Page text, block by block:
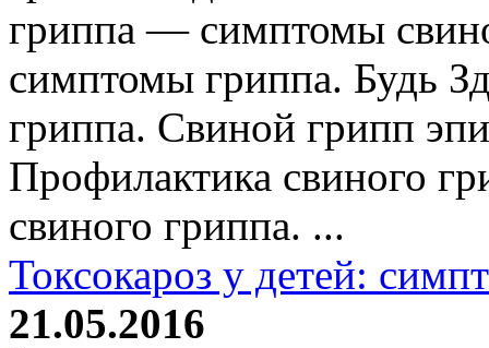
гриппа — симптомы
симптомы гриппа. Будь
гриппа. Свиной грипп
Профилактика свиного
свиного гриппа. ...
Токсокароз у детей:
21.05.2016